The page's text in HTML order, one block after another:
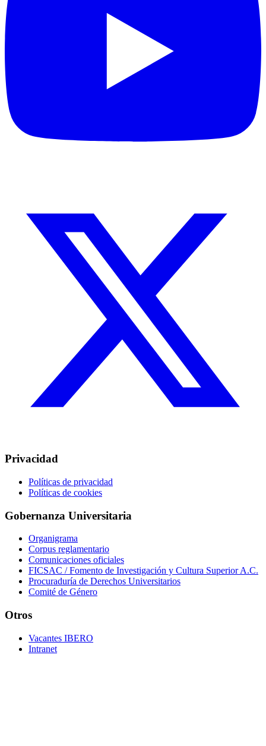
Privacidad
Políticas de privacidad
Políticas de cookies
Gobernanza Universitaria
Organigrama
Corpus reglamentario
Comunicaciones oficiales
FICSAC / Fomento de Investigación y Cultura Superior A.C.
Procuraduría de Derechos Universitarios
Comité de Género
Otros
Vacantes IBERO
Intranet